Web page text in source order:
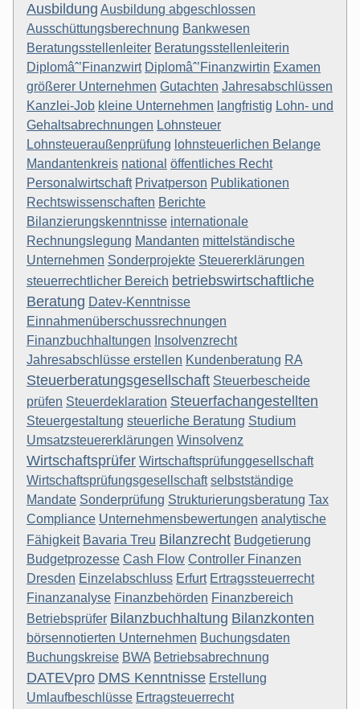
Ausbildung Ausbildung abgeschlossen
Ausschüttungsberechnung Bankwesen
Beratungsstellenleiter Beratungsstellenleiterin
Diplomâˆ’Finanzwirt Diplomâˆ’Finanzwirtin Examen
größerer Unternehmen Gutachten Jahresabschlüssen
Kanzlei-Job kleine Unternehmen langfristig Lohn- und
Gehaltsabrechnungen Lohnsteuer
Lohnsteueraußenprüfung lohnsteuerlichen Belange
Mandantenkreis national öffentliches Recht
Personalwirtschaft Privatperson Publikationen
Rechtswissenschaften Berichte
Bilanzierungskenntnisse internationale
Rechnungslegung Mandanten mittelständische
Unternehmen Sonderprojekte Steuererklärungen
steuerrechtlicher Bereich betriebswirtschaftliche
Beratung Datev-Kenntnisse
Einnahmenüberschussrechnungen
Finanzbuchhaltungen Insolvenzrecht
Jahresabschlüsse erstellen Kundenberatung RA
Steuerberatungsgesellschaft Steuerbescheide
prüfen Steuerdeklaration Steuerfachangestellten
Steuergestaltung steuerliche Beratung Studium
Umsatzsteuererklärungen Winsolvenz
Wirtschaftsprüfer Wirtschaftsprüfunggesellschaft
Wirtschaftsprüfungsgesellschaft selbstständige
Mandate Sonderprüfung Strukturierungsberatung Tax
Compliance Unternehmensbewertungen analytische
Fähigkeit Bavaria Treu Bilanzrecht Budgetierung
Budgetprozesse Cash Flow Controller Finanzen
Dresden Einzelabschluss Erfurt Ertragssteuerrecht
Finanzanalyse Finanzbehörden Finanzbereich
Betriebsprüfer Bilanzbuchhaltung Bilanzkonten
börsennotierten Unternehmen Buchungsdaten
Buchungskreise BWA Betriebsabrechnung
DATEVpro DMS Kenntnisse Erstellung
Umlaufbeschlüsse Ertragsteuerrecht